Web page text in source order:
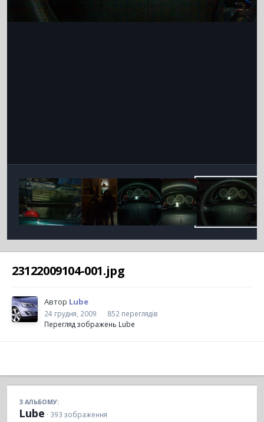
23122009104-001.jpg
Автор Lube
24 грудня, 2009
852 переглядів
Перегляд зображень Lube
З АЛЬБОМУ:
Lube · 393 зображення